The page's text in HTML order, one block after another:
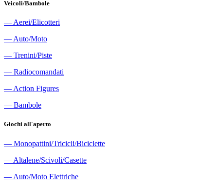
Veicoli/Bambole
― Aerei/Elicotteri
― Auto/Moto
― Trenini/Piste
― Radiocomandati
― Action Figures
― Bambole
Giochi all'aperto
― Monopattini/Tricicli/Biciclette
― Altalene/Scivoli/Casette
― Auto/Moto Elettriche